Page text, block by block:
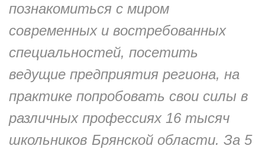
познакомиться с миром
современных и востребованных
специальностей, посетить
ведущие предприятия региона, на
практике попробовать свои силы в
различных профессиях 16 тысяч
школьников Брянской области. За 5